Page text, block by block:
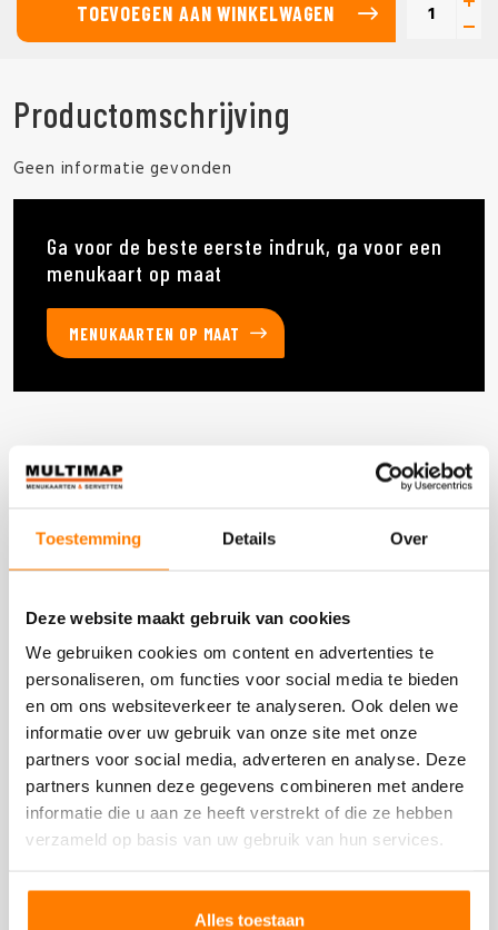
Toestemming Details Over
Deze website maakt gebruik van cookies
We gebruiken cookies om content en advertenties te
personaliseren, om functies voor social media te bieden
en om ons websiteverkeer te analyseren. Ook delen we
informatie over uw gebruik van onze site met onze
partners voor social media, adverteren en analyse. Deze
partners kunnen deze gegevens combineren met andere
informatie die u aan ze heeft verstrekt of die ze hebben
verzameld op basis van uw gebruik van hun services.
Alles toestaan
TOEVOEGEN AAN WINKELWAGEN
Productomschrijving
Geen informatie gevonden
Ga voor de beste eerste indruk, ga voor een
menukaart op maat
MENUKAARTEN OP MAAT
Deze producten heb je eerder bekeken
DOOS 2.400 STUKS